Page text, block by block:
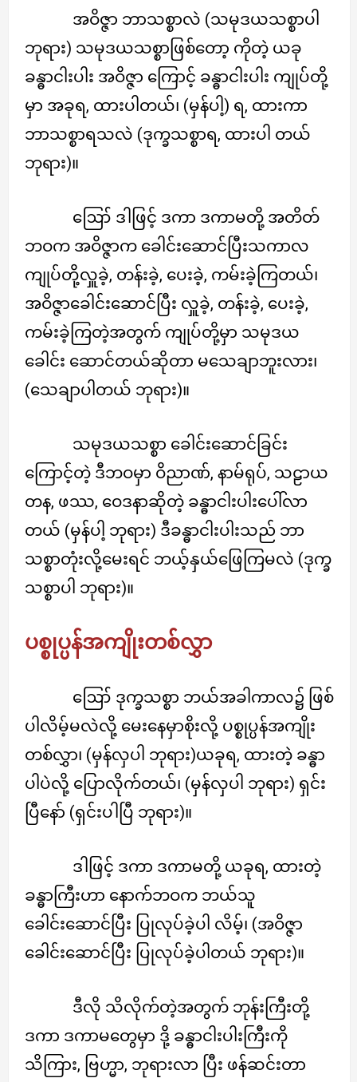
အဝိဇ္ဇာ ဘာသစ္စာလဲ (သမုဒယသစ္စာပါ
ဘုရား) သမုဒယသစ္စာဖြစ်တော့ ကိုတဲ့ ယခု
ခန္ဓာငါးပါး အဝိဇ္ဇာ ကြောင့် ခန္ဓာငါးပါး ကျုပ်တို့
မှာ အခုရ, ထားပါတယ်၊ (မှန်ပါ့) ရ, ထားကာ
ဘာသစ္စာရသလဲ (ဒုက္ခသစ္စာရ, ထားပါ တယ်
ဘုရား)။
ဪ ဒါဖြင့် ဒကာ ဒကာမတို့ အတိတ်
ဘဝက အဝိဇ္ဇာက ခေါင်းဆောင်ပြီးသကာလ
ကျုပ်တို့လှူခဲ့, တန်းခဲ့, ပေးခဲ့, ကမ်းခဲ့ကြတယ်၊
အဝိဇ္ဇာခေါင်းဆောင်ပြီး လှူခဲ့, တန်းခဲ့, ပေးခဲ့,
ကမ်းခဲ့ကြတဲ့အတွက် ကျုပ်တို့မှာ သမုဒယ
ခေါင်း ဆောင်တယ်ဆိုတာ မသေချာဘူးလား၊
(သေချာပါတယ် ဘုရား)။
သမုဒယသစ္စာ ခေါင်းဆောင်ခြင်း
ကြောင့်တဲ့ ဒီဘဝမှာ ဝိညာဏ်, နာမ်ရုပ်, သဠာယ
တန, ဖဿ, ဝေဒနာဆိုတဲ့ ခန္ဓာငါးပါးပေါ်လာ
တယ် (မှန်ပါ့ ဘုရား) ဒီခန္ဓာငါးပါးသည် ဘာ
သစ္စာတုံးလို့မေးရင် ဘယ့်နှယ်ဖြေကြမလဲ (ဒုက္ခ
သစ္စာပါ ဘုရား)။
ပစ္စုပ္ပန်အကျိုးတစ်လွှာ
ဪ ဒုက္ခသစ္စာ ဘယ်အခါကာလ၌ ဖြစ်
ပါလိမ့်မလဲလို့ မေးနေမှာစိုးလို့ ပစ္စုပ္ပန်အကျိုး
တစ်လွှာ၊ (မှန်လှပါ ဘုရား)ယခုရ, ထားတဲ့ ခန္ဓာ
ပါပဲလို့ ပြောလိုက်တယ်၊ (မှန်လှပါ ဘုရား) ရှင်း
ပြီနော် (ရှင်းပါပြီ ဘုရား)။
ဒါဖြင့် ဒကာ ဒကာမတို့ ယခုရ, ထားတဲ့
ခန္ဓာကြီးဟာ နောက်ဘဝက ဘယ်သူ
ခေါင်းဆောင်ပြီး ပြုလုပ်ခဲ့ပါ လိမ့်၊ (အဝိဇ္ဇာ
ခေါင်းဆောင်ပြီး ပြုလုပ်ခဲ့ပါတယ် ဘုရား)။
ဒီလို သိလိုက်တဲ့အတွက် ဘုန်းကြီးတို့
ဒကာ ဒကာမတွေမှာ ဒို့ ခန္ဓာငါးပါးကြီးကို
သိကြား, ဗြဟ္မာ, ဘုရားလာ ပြီး ဖန်ဆင်းတာ